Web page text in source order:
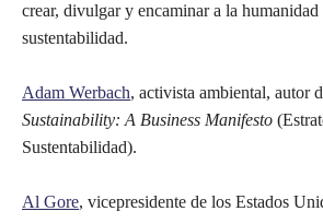
crear, divulgar y encaminar a la humanidad
sustentabilidad.
Adam Werbach, activista ambiental, autor
Sustainability: A Business Manifesto
Sustentabilidad).
Al Gore, vicepresidente de los Estados